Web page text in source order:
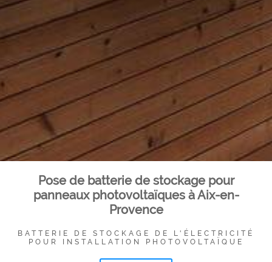
Pose de batterie de stockage pour
panneaux photovoltaïques à Aix-en-
Provence
BATTERIE DE STOCKAGE DE L'ÉLECTRICITÉ
POUR INSTALLATION PHOTOVOLTAÏQUE